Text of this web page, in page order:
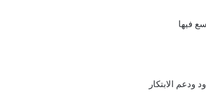
فيها
ودعم الابتكار